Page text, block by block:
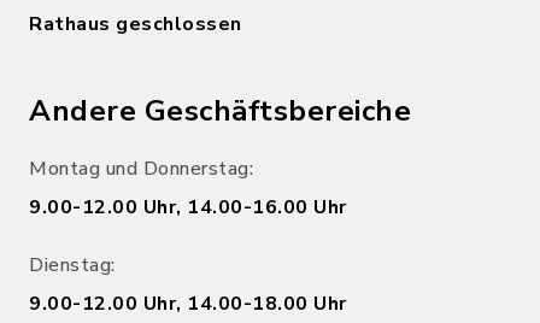
Rathaus geschlossen
Andere Geschäftsbereiche
Montag und Donnerstag:
9.00-12.00 Uhr, 14.00-16.00 Uhr
Dienstag:
9.00-12.00 Uhr, 14.00-18.00 Uhr